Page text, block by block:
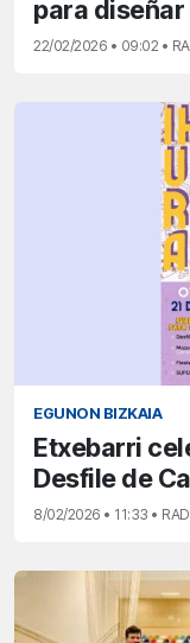
para diseñar
22/02/2026 • 09:02 •
EGUNON BIZKAIA
Etxebarri
Desfile de
8/02/2026 • 11:33 •